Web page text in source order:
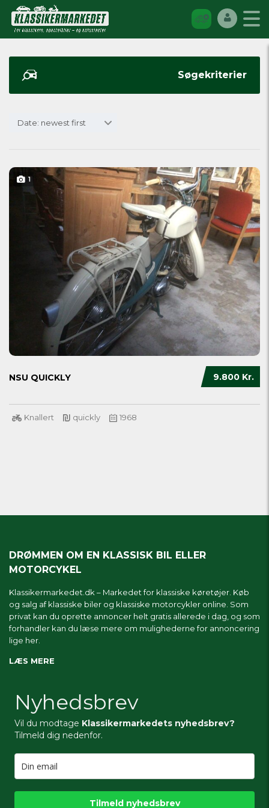
Søgekriterier
Date: newest first
1
9.800 Kr.
NSU QUICKLY
Knallert quickly 1968
DRØMMEN OM EN KLASSISK BIL ELLER
MOTORCYKEL
Klassikermarkedet.dk – Markedet for klassiske køretøjer. Køb
og salg af klassiske biler og klassiske motorcykler online. Som
privat kan du oprette annoncer helt gratis allerede i dag, og som
forhandler kan du læse mere om mulighederne for annoncering
lige her.
LÆS MERE
Nyhedsbrev
Vil du modtage Klassikermarkedets nyhedsbrev?
Tilmeld dig nedenfor.
Tilmeld nyhedsbrev